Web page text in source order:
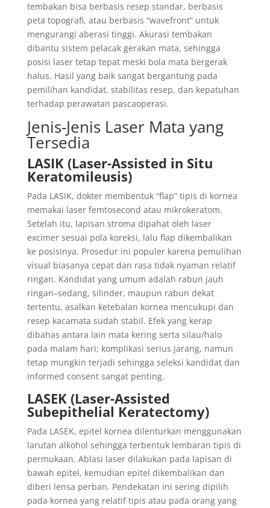
tembakan bisa berbasis resep standar, berbasis
peta topografi, atau berbasis “wavefront” untuk
mengurangi aberasi tinggi. Akurasi tembakan
dibantu sistem pelacak gerakan mata, sehingga
posisi laser tetap tepat meski bola mata bergerak
halus. Hasil yang baik sangat bergantung pada
pemilihan kandidat, stabilitas resep, dan kepatuhan
terhadap perawatan pascaoperasi.
Jenis-Jenis Laser Mata yang
Tersedia
LASIK (Laser-Assisted in Situ
Keratomileusis)
Pada LASIK, dokter membentuk “flap” tipis di kornea
memakai laser femtosecond atau mikrokeratom.
Setelah itu, lapisan stroma dipahat oleh laser
excimer sesuai pola koreksi, lalu flap dikembalikan
ke posisinya. Prosedur ini populer karena pemulihan
visual biasanya cepat dan rasa tidak nyaman relatif
ringan. Kandidat yang umum adalah rabun jauh
ringan–sedang, silinder, maupun rabun dekat
tertentu, asalkan ketebalan kornea mencukupi dan
resep kacamata sudah stabil. Efek yang kerap
dibahas antara lain mata kering serta silau/halo
pada malam hari; komplikasi serius jarang, namun
tetap mungkin terjadi sehingga seleksi kandidat dan
informed consent sangat penting.
LASEK (Laser-Assisted
Subepithelial Keratectomy)
Pada LASEK, epitel kornea dilenturkan menggunakan
larutan alkohol sehingga terbentuk lembaran tipis di
permukaan. Ablasi laser dilakukan pada lapisan di
bawah epitel, kemudian epitel dikembalikan dan
diberi lensa perban. Pendekatan ini sering dipilih
pada kornea yang relatif tipis atau pada orang yang